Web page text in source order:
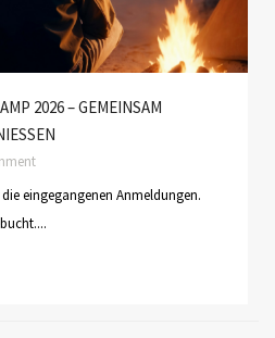
2026 – GEMEINSAM
eingegangenen Anmeldungen.